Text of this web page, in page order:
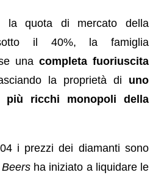
la quota di mercato della
il 40%, la famiglia
una completa fuoriuscita
la proprietà di uno
ricchi monopoli della
i prezzi dei diamanti sono
ha iniziato a liquidare le